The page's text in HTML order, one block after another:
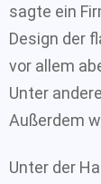
sagte ein
Design der
vor allem
Unter
Außerdem
Unter der